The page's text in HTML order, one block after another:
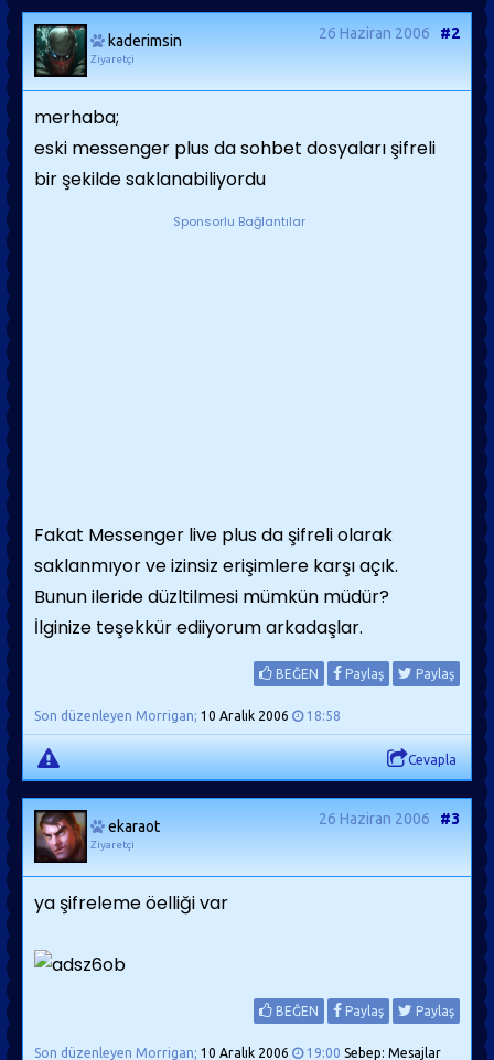
kaderimsin
Ziyaretçi
26 Haziran 2006 #2
merhaba;
eski messenger plus da sohbet dosyaları şifreli
bir şekilde saklanabiliyordu
Sponsorlu Bağlantılar
Fakat Messenger live plus da şifreli olarak
saklanmıyor ve izinsiz erişimlere karşı açık.
Bunun ileride düzltilmesi mümkün müdür?
İlginize teşekkür ediiyorum arkadaşlar.
BEĞEN Paylaş Paylaş
Son düzenleyen Morrigan; 10 Aralık 2006 18:58
Cevapla
ekaraot
Ziyaretçi
26 Haziran 2006 #3
ya şifreleme öelliği var
BEĞEN Paylaş Paylaş
Son düzenleyen Morrigan; 10 Aralık 2006 19:00 Sebep: Mesajlar